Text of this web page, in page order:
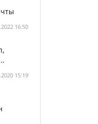
16:50
15:19